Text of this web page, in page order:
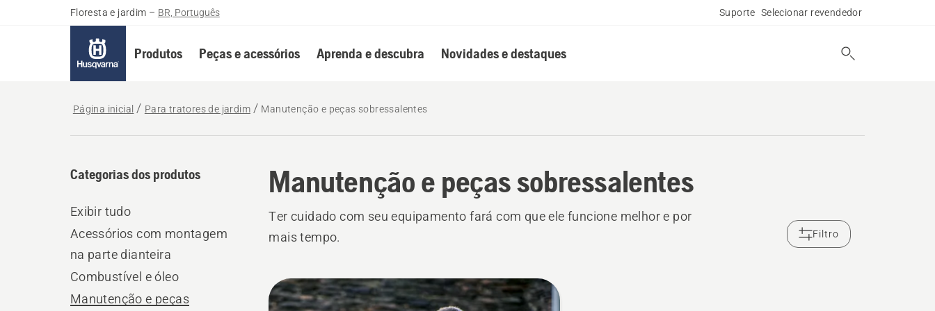
Floresta e jardim – BR, Português Suporte Selecionar revendedor
Produtos Peças e acessórios Aprenda e descubra Novidades e destaques
Página inicial Para tratores de jardim Manutenção e peças sobressalentes
Manutenção e peças sobressalentes
Categorias dos produtos
Exibir tudo
Acessórios com montagem
na parte dianteira
Combustível e óleo
Manutenção e peças
Ter cuidado com seu equipamento fará com que ele funcione melhor e por
mais tempo.
Filtro
Todos